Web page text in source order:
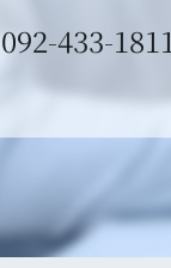
092-433-1811